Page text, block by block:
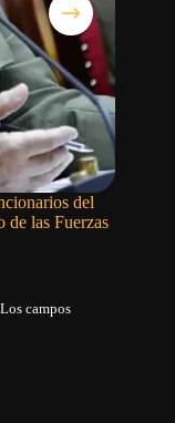
del
de las Fuerzas
Los campos